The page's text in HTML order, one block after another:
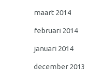
maart 2014
februari 2014
januari 2014
december 2013